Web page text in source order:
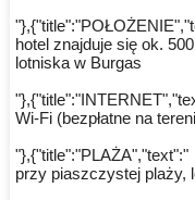
hotel znajduje się ok.
lotniska w Burgas
Wi-Fi (bezpłatne na
"},{"title":"PLAŻA","text":"
przy piaszczystej plaży,